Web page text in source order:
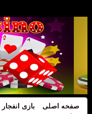
صفحه اصلی بازی انفجار